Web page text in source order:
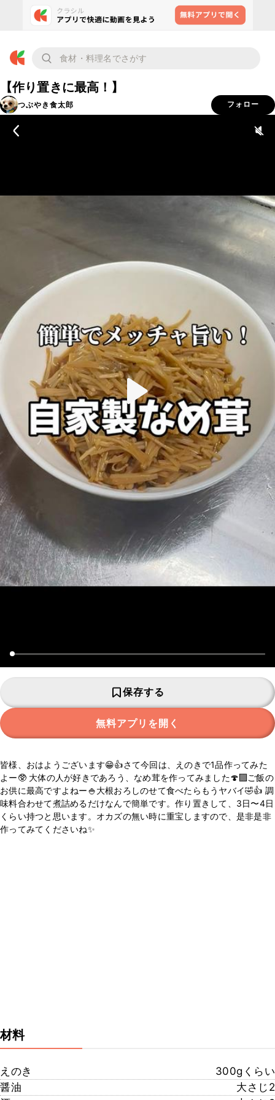
【作り置きに最高！】
つぶやき食太郎 フォロー
保存する
無料アプリを開く
皆様、おはようございます😁👍さて今回は、えのきで1品作ってみた
よー🥸 大体の人が好きであろう、なめ茸を作ってみました🍄‍🟫ご飯の
お供に最高ですよねー🍚大根おろしのせて食べたらもうヤバイ🤣👍 調
味料合わせて煮詰めるだけなんで簡単です。作り置きして、3日〜4日
くらい持つと思います。オカズの無い時に重宝しますので、是非是非
作ってみてくださいね✨
材料
えのき
300gくらい
醤油
大さじ2